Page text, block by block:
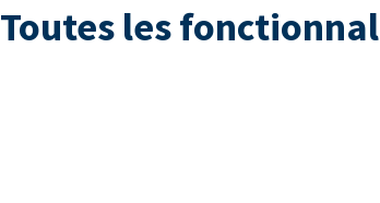
Toutes les